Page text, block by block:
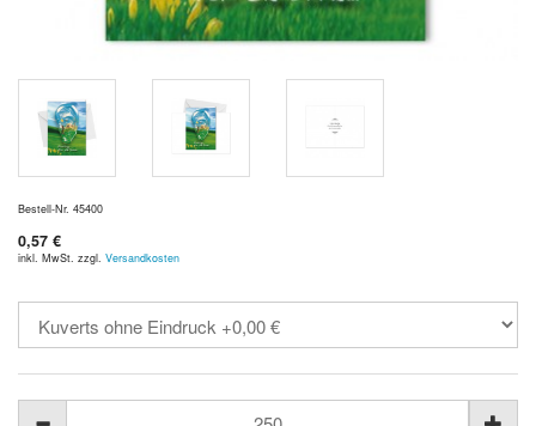
Bestell-Nr. 45400
0,57 €
inkl. MwSt. zzgl. Versandkosten